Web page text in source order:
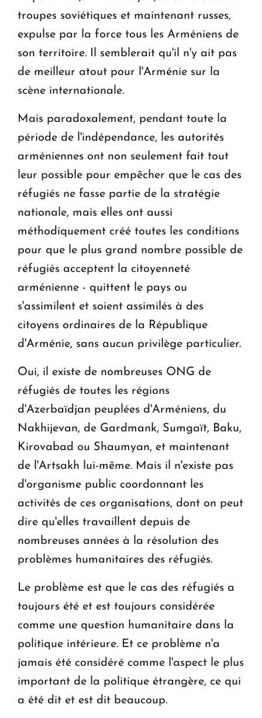
troupes soviétiques et maintenant russes,
expulse par la force tous les Arméniens de
son territoire. Il semblerait qu'il n'y ait pas
de meilleur atout pour l'Arménie sur la
scène internationale.
Mais paradoxalement, pendant toute la
période de l'indépendance, les autorités
arméniennes ont non seulement fait tout
leur possible pour empêcher que le cas des
réfugiés ne fasse partie de la stratégie
nationale, mais elles ont aussi
méthodiquement créé toutes les conditions
pour que le plus grand nombre possible de
réfugiés acceptent la citoyenneté
arménienne - quittent le pays ou
s'assimilent et soient assimilés à des
citoyens ordinaires de la République
d'Arménie, sans aucun privilège particulier.
Oui, il existe de nombreuses ONG de
réfugiés de toutes les régions
d'Azerbaïdjan peuplées d'Arméniens, du
Nakhijevan, de Gardmank, Sumgaït, Baku,
Kirovabad ou Shaumyan, et maintenant
de l'Artsakh lui-même. Mais il n'existe pas
d'organisme public coordonnant les
activités de ces organisations, dont on peut
dire qu'elles travaillent depuis de
nombreuses années à la résolution des
problèmes humanitaires des réfugiés.
Le problème est que le cas des réfugiés a
toujours été et est toujours considérée
comme une question humanitaire dans la
politique intérieure. Et ce problème n'a
jamais été considéré comme l'aspect le plus
important de la politique étrangère, ce qui
a été dit et est dit beaucoup.